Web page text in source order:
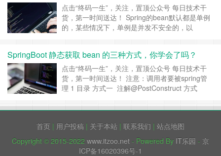
点击“终码一生”，关注，置顶公众号 每日技术干
货，第一时间送达！ Spring的bean默认都是单例
的，某些情况下，单例是并发不安全的，以
来临，进入的都是同一个单例的Controller对象，
并对此成员变量的值进行修改操作，因此会互相影
响，无法达到并…… 继续阅读 »
SpringBoot 静态获取 bean 的三种方式，你学会了吗？
点击“终码一生”，关注，置顶公众号 每日技术干
货，第一时间送达！ 注意：调用者要被spring管
理 1 目录 方式一 注解@PostConstruct 方式
ApplicationContext 方式一……继续阅读 »
首页 | 用户投稿 | 关于本站 | 联系我们 | 站点地图
Copyright © 2015-2022 www.itzoo.net - Powered By IT乐园 - 京
ICP备16020396号-1